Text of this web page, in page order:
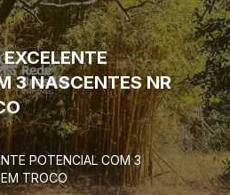
3 NASCENTES NR
POTENCIAL COM 3
TROCO